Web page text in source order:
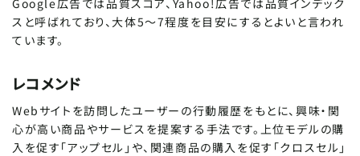
スと呼ばれており、大体5～7程度を目安にするとよいと言われ
ています。
レコメンド
Webサイトを訪問したユーザーの行動履歴をもとに、興味・関
心が高い商品やサービスを提案する手法です。上位モデルの購
入を促す「アップセル」や、関連商品の購入を促す「クロスセル」